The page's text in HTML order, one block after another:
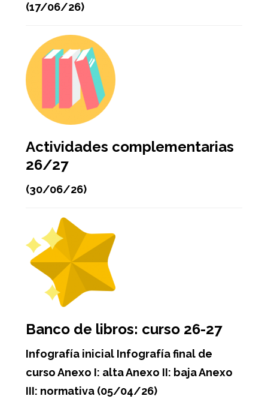
(17/06/26)
Actividades complementarias
26/27
(30/06/26)
Banco de libros: curso 26-27
Infografía inicial Infografía final de
curso Anexo I: alta Anexo II: baja Anexo
III: normativa (05/04/26)